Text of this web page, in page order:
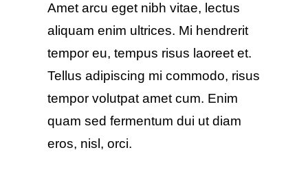
Amet arcu eget nibh vitae, lectus
aliquam enim ultrices. Mi hendrerit
tempor eu, tempus risus laoreet et.
Tellus adipiscing mi commodo, risus
tempor volutpat amet cum. Enim
quam sed fermentum dui ut diam
eros, nisl, orci.